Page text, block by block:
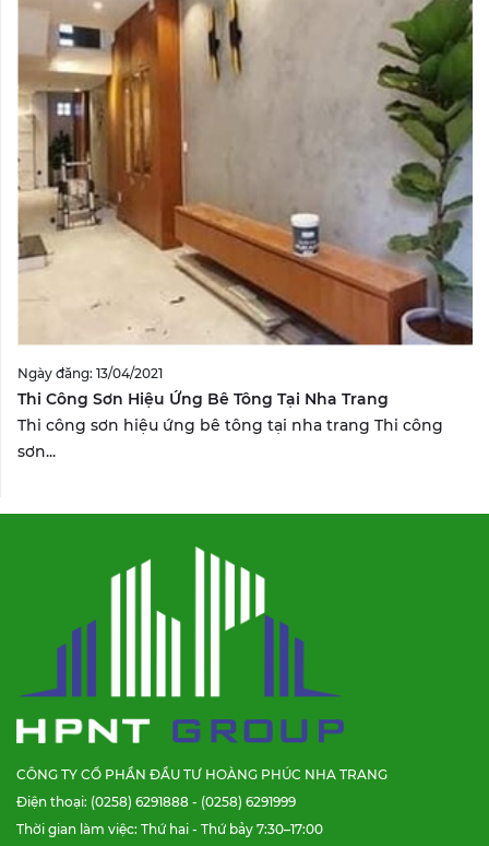
Ngày đăng: 13/04/2021
Thi Công Sơn Hiệu Ứng Bê Tông Tại Nha Trang
Thi công sơn hiệu ứng bê tông tại nha trang Thi công
sơn...
CÔNG TY CỔ PHẦN ĐẦU TƯ HOÀNG PHÚC NHA TRANG
Điện thoại: (0258) 6291888 - (0258) 6291999
Thời gian làm việc: Thứ hai - Thứ bảy 7:30–17:00